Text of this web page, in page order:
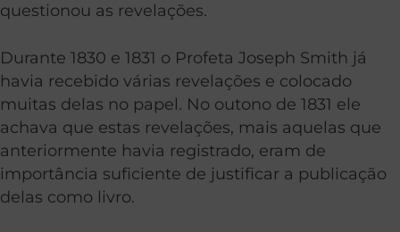
questionou as revelações.
Durante 1830 e 1831 o Profeta Joseph Smith já
havia recebido várias revelações e colocado
muitas delas no papel. No outono de 1831 ele
achava que estas revelações, mais aquelas que
anteriormente havia registrado, eram de
importância suficiente de justificar a publicação
delas como livro.